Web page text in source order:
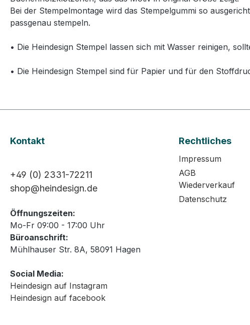
Bei der Stempelmontage wird das Stempelgummi so
passgenau stempeln.
• Die Heindesign Stempel lassen sich mit Wasser reinigen,
• Die Heindesign Stempel sind für Papier und für den
Kontakt
+49 (0) 2331-72211
shop@heindesign.de
Öffnungszeiten:
Mo-Fr 09:00 - 17:00 Uhr
Büroanschrift:
Mühlhauser Str. 8A, 58091 Hagen
Social Media:
Heindesign auf Instagram
Heindesign auf facebook
Rechtliches
Impressum
AGB
Wiederverkauf
Datenschutz